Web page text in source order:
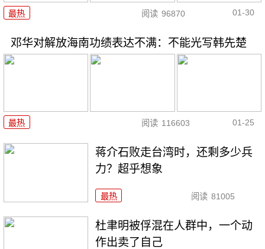
最热 阅读 96870 01-30
邓华对解放海南功绩表达不满：不能光写韩先楚
最热 阅读 116603 01-25
蒋介石败走台湾时，还剩多少兵
力？超乎想象
最热 阅读 81005
杜聿明被俘混在人群中，一个动
作出卖了自己